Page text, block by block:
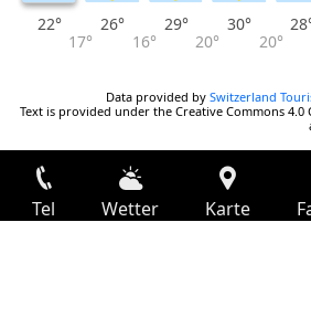
22°
17°
26°
16°
29°
20°
30°
20°
Data provided by Switzerland
Text is provided under the Creative Commons 4.0
Tel Wetter Karte